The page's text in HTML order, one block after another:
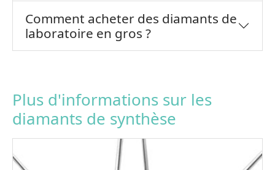
Comment acheter des diamants de
laboratoire en gros ?
Plus d'informations sur les
diamants de synthèse